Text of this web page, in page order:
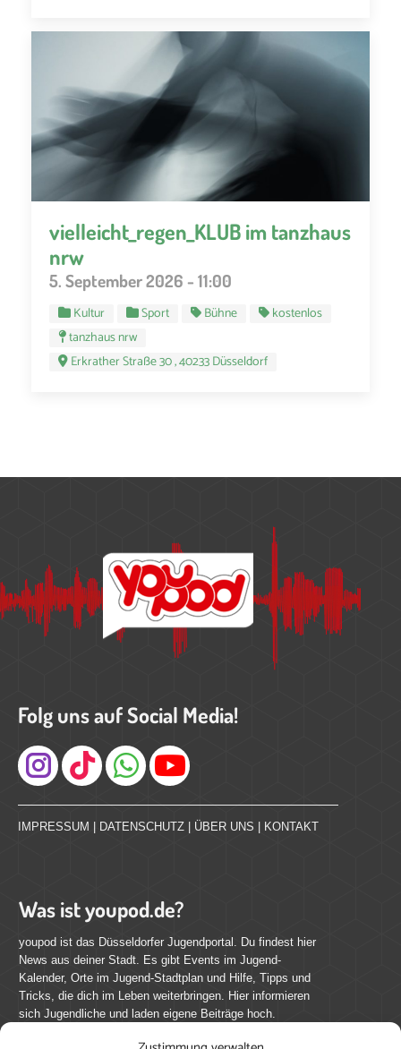
vielleicht_regen_KLUB im tanzhaus
nrw
5. September 2026 - 11:00
Kultur Sport Bühne
kostenlos
tanzhaus nrw
Erkrather Straße 30 , 40233 Düsseldorf
Folg uns auf Social Media!
Instagram
IMPRESSUM | DATENSCHUTZ | ÜBER UNS | KONTAKT
Was ist youpod.de?
youpod ist das Düsseldorfer Jugendportal. Du findest hier
News aus deiner Stadt. Es gibt Events im Jugend-
Kalender, Orte im Jugend-Stadtplan und Hilfe, Tipps und
Tricks, die dich im Leben weiterbringen. Hier informieren
sich Jugendliche und laden eigene Beiträge hoch.